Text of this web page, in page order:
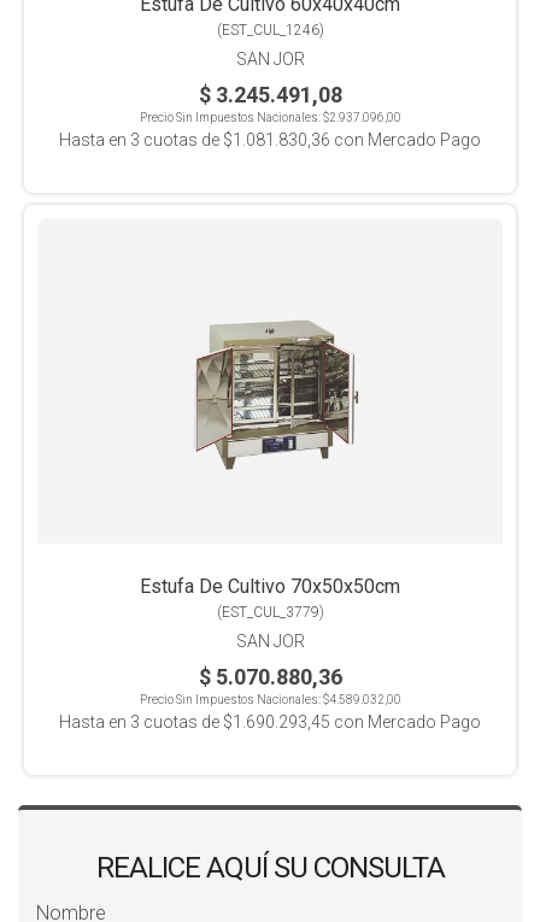
(EST_CUL_1246)
SAN JOR
$ 3.245.491,08
Precio Sin Impuestos Nacionales:$2.937.096,00
Hasta en 3 cuotas de $1.081.830,36 con Mercado Pago
Estufa De Cultivo 70x50x50cm
(EST_CUL_3779)
SAN JOR
$ 5.070.880,36
Precio Sin Impuestos Nacionales:$4.589.032,00
Hasta en 3 cuotas de $1.690.293,45 con Mercado Pago
REALICE AQUÍ SU CONSULTA
Nombre